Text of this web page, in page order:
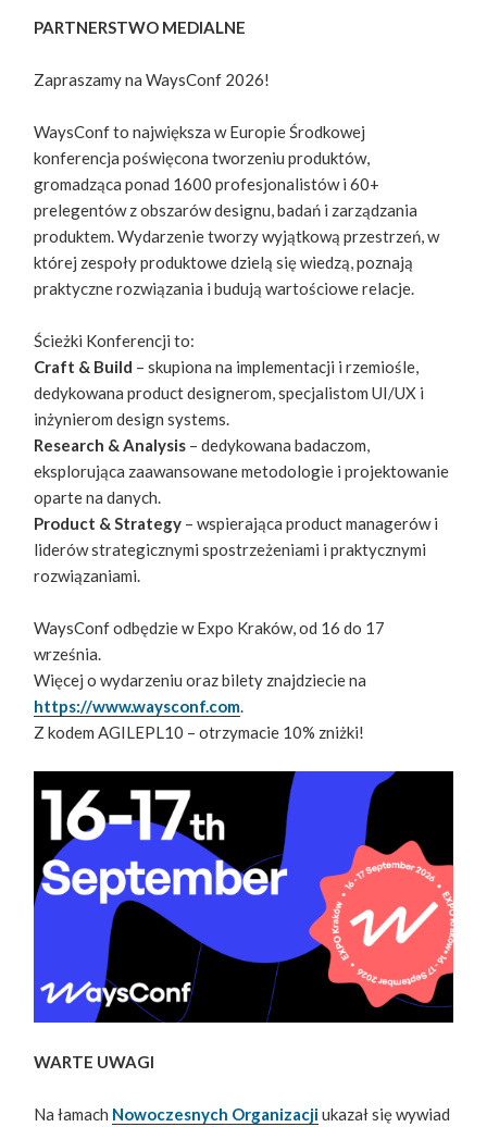
PARTNERSTWO MEDIALNE
Zapraszamy na WaysConf 2026!
WaysConf to największa w Europie Środkowej
konferencja poświęcona tworzeniu produktów,
gromadząca ponad 1600 profesjonalistów i 60+
prelegentów z obszarów designu, badań i zarządzania
produktem. Wydarzenie tworzy wyjątkową przestrzeń, w
której zespoły produktowe dzielą się wiedzą, poznają
praktyczne rozwiązania i budują wartościowe relacje.
Ścieżki Konferencji to:
Craft & Build – skupiona na implementacji i rzemiośle,
dedykowana product designerom, specjalistom UI/UX i
inżynierom design systems.
Research & Analysis – dedykowana badaczom,
eksplorująca zaawansowane metodologie i projektowanie
oparte na danych.
Product & Strategy – wspierająca product managerów i
liderów strategicznymi spostrzeżeniami i praktycznymi
rozwiązaniami.
WaysConf odbędzie w Expo Kraków, od 16 do 17
września.
Więcej o wydarzeniu oraz bilety znajdziecie na
https://www.waysconf.com.
Z kodem AGILEPL10 – otrzymacie 10% zniżki!
WARTE UWAGI
Na łamach Nowoczesnych Organizacjiukazał się wywiad